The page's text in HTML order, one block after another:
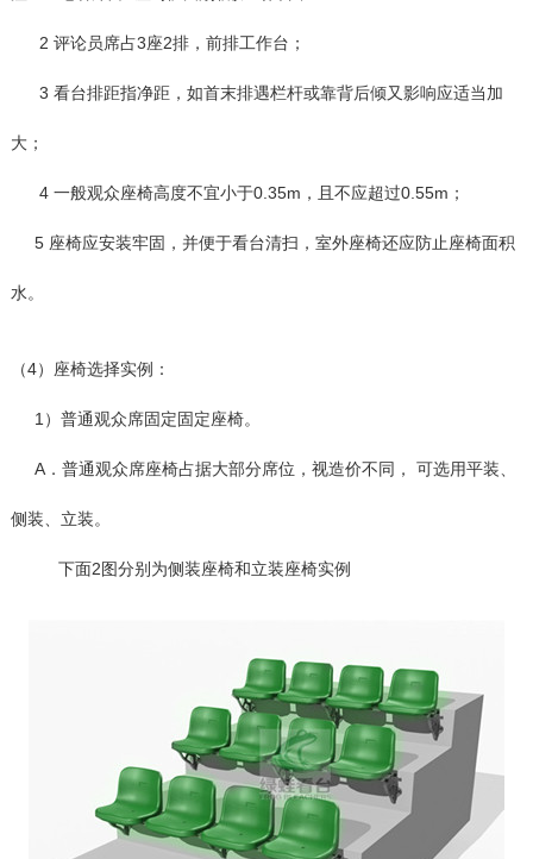
2 评论员席占3座2排，前排工作台；
3 看台排距指净距，如首末排遇栏杆或靠背后倾又影响应适当加
大；
4 一般观众座椅高度不宜小于0.35m，且不应超过0.55m；
5 座椅应安装牢固，并便于看台清扫，室外座椅还应防止座椅面积
水。
（4）座椅选择实例：
1）普通观众席固定固定座椅。
A．普通观众席座椅占据大部分席位，视造价不同， 可选用平装、
侧装、立装。
下面2图分别为侧装座椅和立装座椅实例